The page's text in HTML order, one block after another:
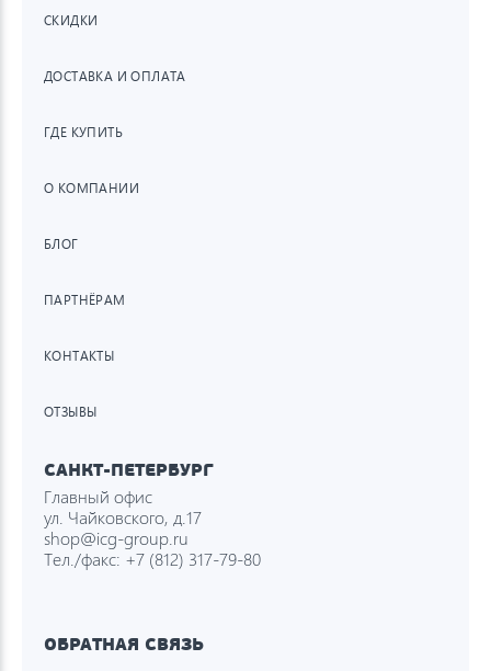
СКИДКИ
ДОСТАВКА И ОПЛАТА
ГДЕ КУПИТЬ
О КОМПАНИИ
БЛОГ
ПАРТНЁРАМ
КОНТАКТЫ
ОТЗЫВЫ
САНКТ-ПЕТЕРБУРГ
Главный офис
ул. Чайковского, д.17
shop@icg-group.ru
Тел./факс: +7 (812) 317-79-80
ОБРАТНАЯ СВЯЗЬ